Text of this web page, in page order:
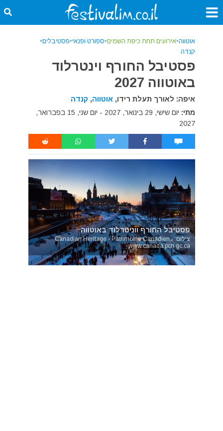
אוטווה•אירועים תחת כיפת השמים•ספורט ופנאי•פסטיבלים•
קנדה
פסטיבל החורף וינטרלוד
באוטווה 2027
איפה: לאורך תעלת רידו, אוטווה, קנדה
מתי:
יום שישי, 29 בינואר, 2027 - יום שני, 15 בפברואר,
2027
פסטיבל החורף ווניטרלוד באוטווה
צילום: Canadian Heritage - Patrimoine Canadien -
www.canada.pch.gc.ca